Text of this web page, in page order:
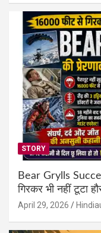
STORY
Bear Grylls
गिरकर भी नहीं टूटा
April 29, 2026